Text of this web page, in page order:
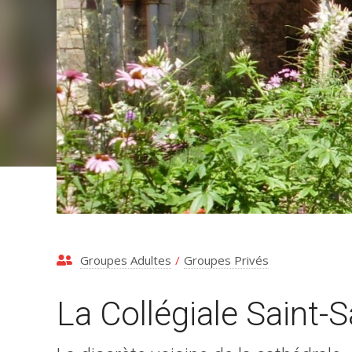
Groupes Adultes / Groupes Privés
La Collégiale Saint-